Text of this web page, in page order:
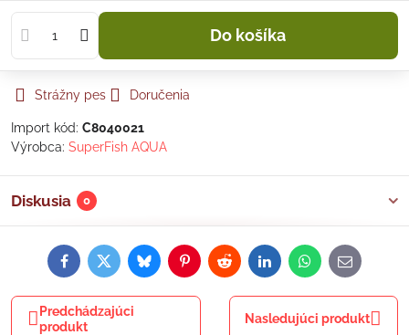
Do košíka
Strážny pes Doručenia
Import kód: C8040021
Výrobca: SuperFish AQUA
Diskusia 0
FacebookTwitterBlueskyPinterestRedditLinkedInWhatsApp
E-
mail
Predchádzajúci
produkt
Nasledujúci produkt